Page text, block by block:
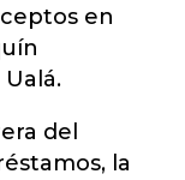
en
del
la